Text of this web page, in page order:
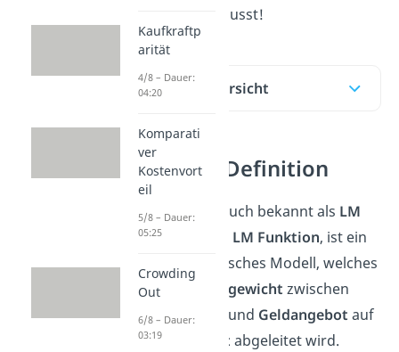
wissen musst!
Inhaltsübersicht
LM Kurve Definition
DieLM Kurve , auch bekannt als LM
Gleichung
LM Funktion, ist ein
makroökonomisches Modell, welches
aus dem
Gleichgewicht zwischen
Geldnachfrage
und Geldangebot auf
demGeldmarkt abgeleitet wird.
Kaufkraftp
arität
4/8 – Dauer:
04:20
Komparati
ver
Kostenvort
eil
5/8 – Dauer:
05:25
Crowding
Out
6/8 – Dauer:
03:19